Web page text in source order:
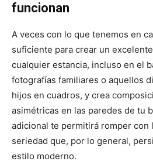
funcionan
A veces con lo que tenemos en
suficiente para crear un
cualquier estancia, incluso en el
fotografías familiares o aquellos
hijos en cuadros, y crea
asimétricas en las paredes de tu
adicional te permitirá romper con
seriedad que, por lo general,
estilo moderno.